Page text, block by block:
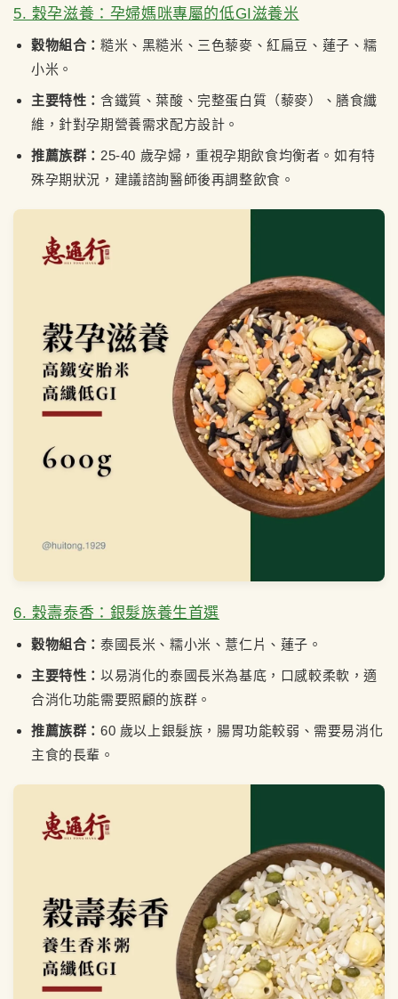
5. 穀孕滋養：孕婦媽咪專屬的低GI滋養米
穀物組合： 糙米、黑糙米、三色藜麥、紅扁豆、蓮子、糯
小米。
主要特性： 含鐵質、葉酸、完整蛋白質（藜麥）、膳食纖
維，針對孕期營養需求配方設計。
推薦族群： 25-40 歲孕婦，重視孕期飲食均衡者。如有特
殊孕期狀況，建議諮詢醫師後再調整飲食。
6. 穀壽泰香：銀髮族養生首選
穀物組合： 泰國長米、糯小米、薏仁片、蓮子。
主要特性： 以易消化的泰國長米為基底，口感較柔軟，適
合消化功能需要照顧的族群。
推薦族群： 60 歲以上銀髮族，腸胃功能較弱、需要易消化
主食的長輩。